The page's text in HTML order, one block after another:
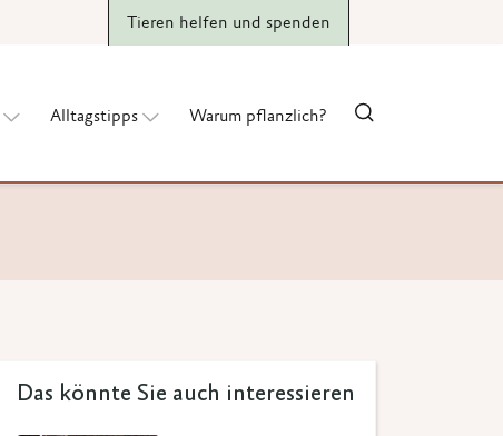
Tieren helfen und spenden
Alltagstipps Warum pflanzlich?
Das könnte Sie auch interessieren